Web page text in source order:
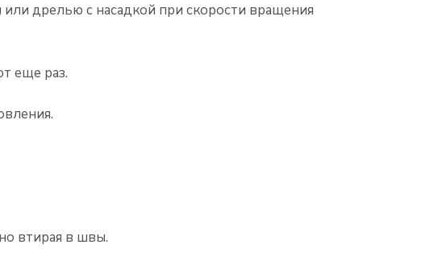
дрелью с насадкой при скорости вращения
еще раз.
втирая в швы.